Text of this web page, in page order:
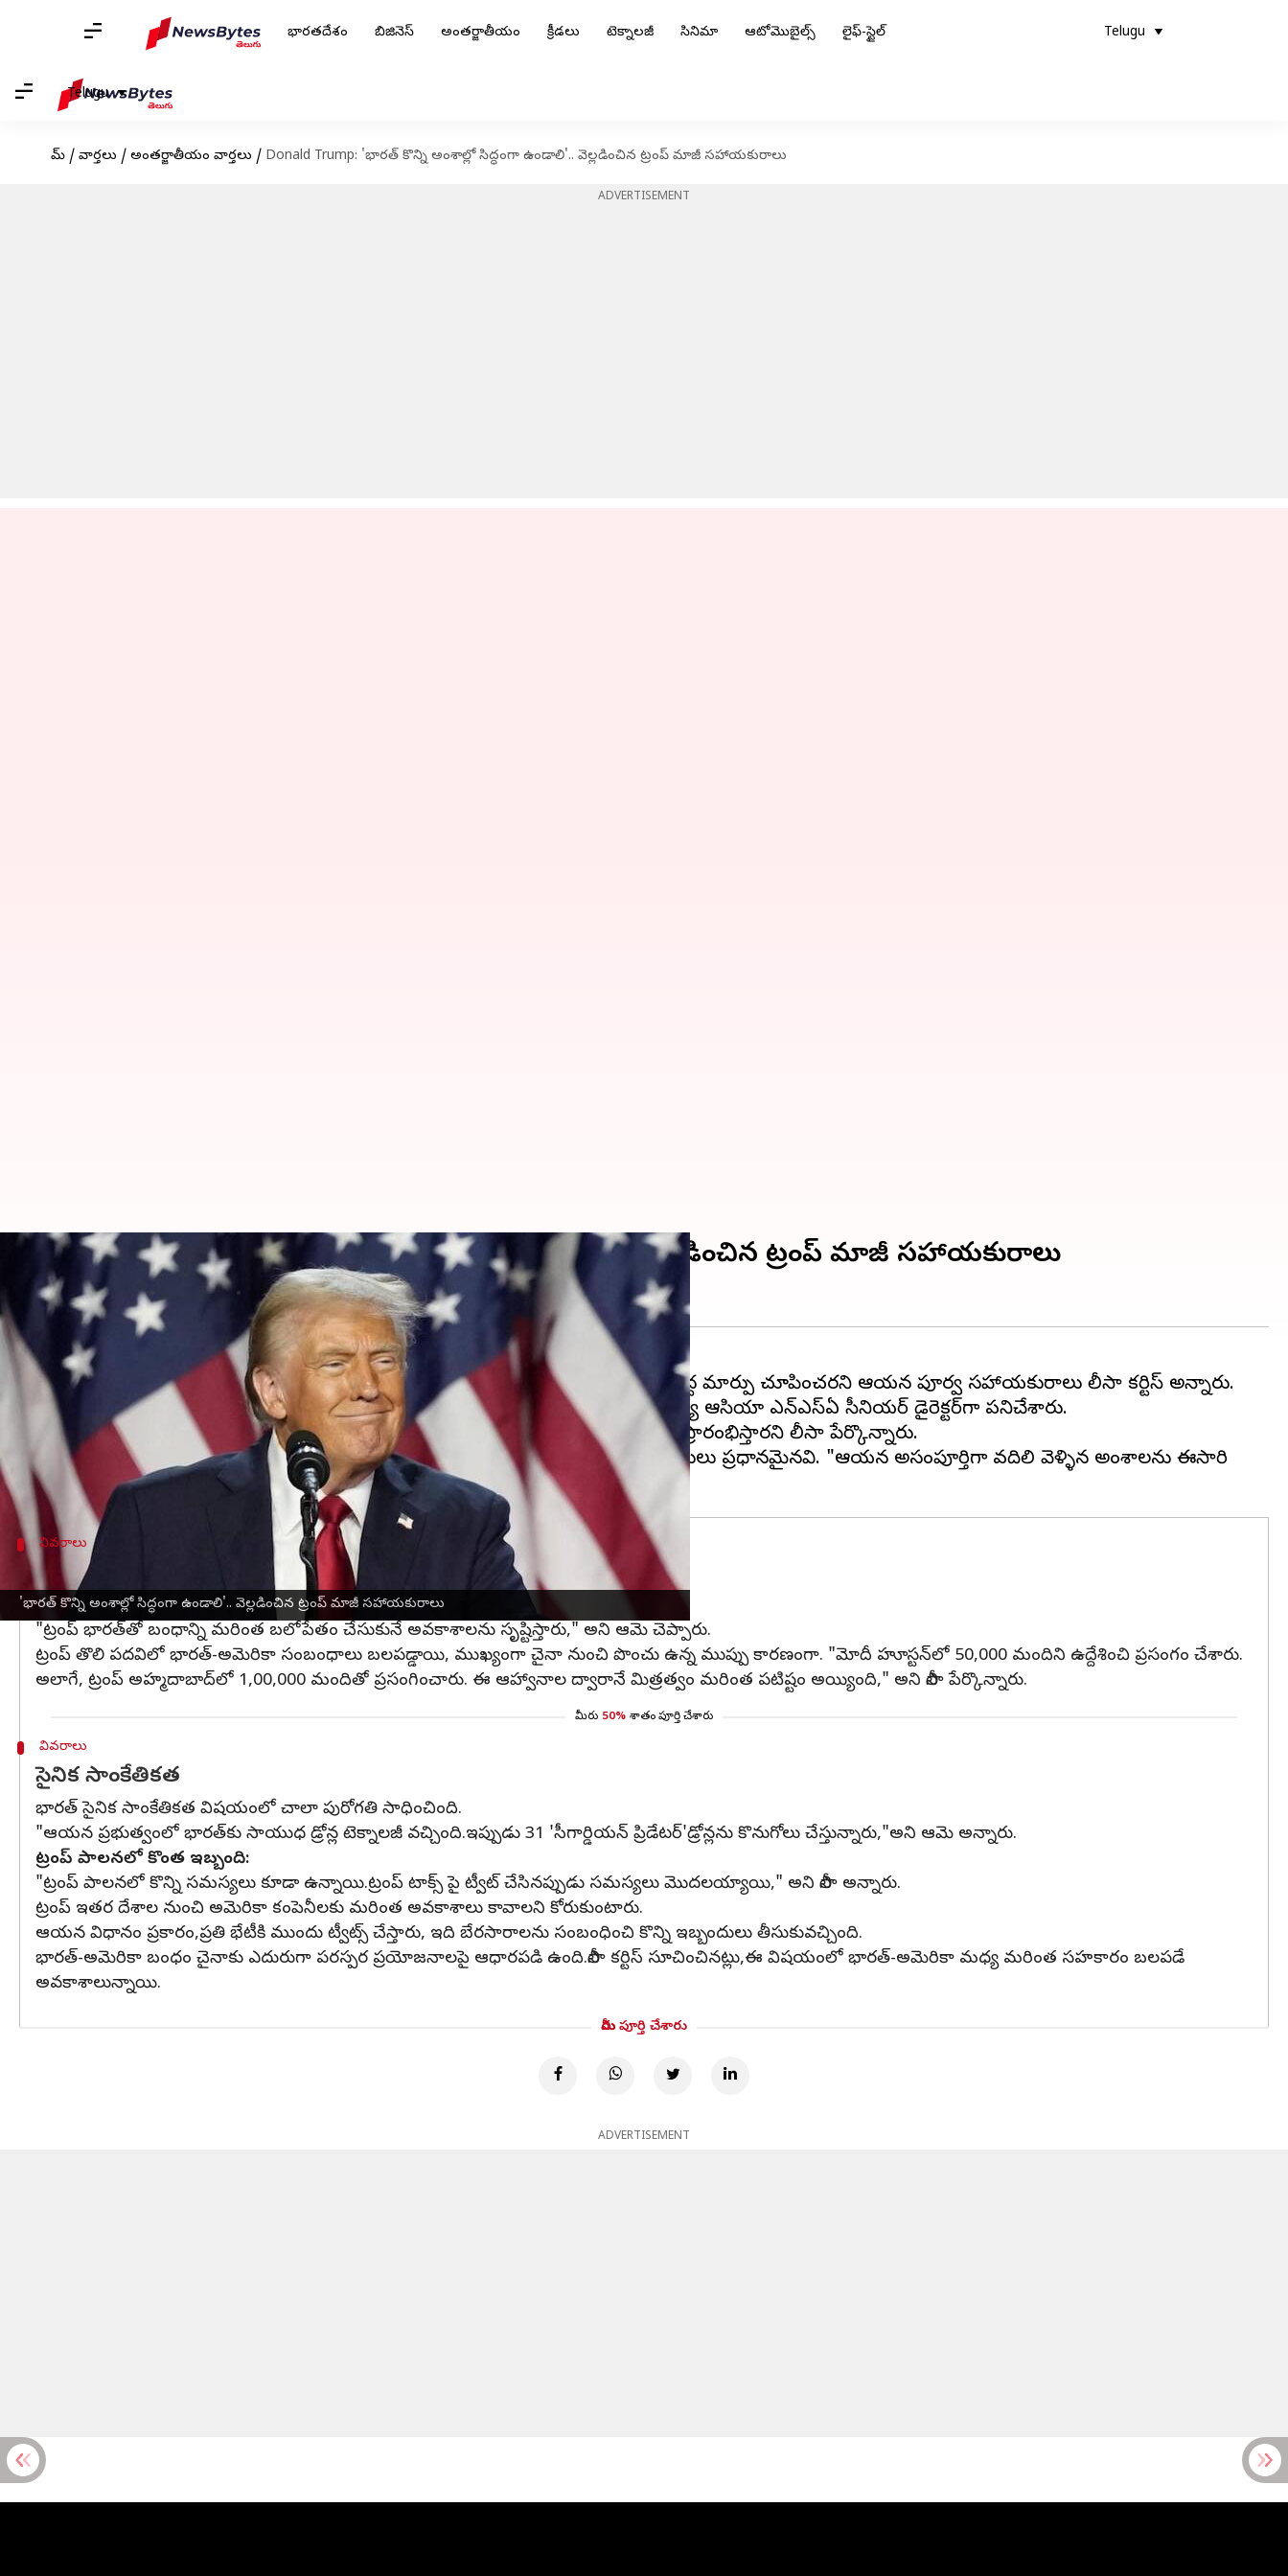
భారతదేశం బిజినెస్ అంతర్జాతీయం క్రీడలు టెక్నాలజీ సినిమా ఆటోమొబైల్స్ లైఫ్-స్టైల్ Telugu
Telugu
హోమ్ / వార్తలు / అంతర్జాతీయం వార్తలు / Donald Trump: 'భారత్‌ కొన్ని అంశాల్లో సిద్ధంగా ఉండాలి'.. వెల్లడించిన ట్రంప్‌ మాజీ సహాయకురాలు
ADVERTISEMENT
'భారత్‌ కొన్ని అంశాల్లో సిద్ధంగా ఉండాలి'.. వెల్లడించిన ట్రంప్‌ మాజీ సహాయకురాలు
Donald Trump: 'భారత్‌ కొన్ని అంశాల్లో సిద్ధంగా ఉండాలి'.. వెల్లడించిన ట్రంప్‌ మాజీ సహాయకురాలు
వ్రాసిన వారు Sirish Praharaju Nov 15, 2024 12:36 pm
ఈ వార్తాకథనం ఏంటి
అమెరికా మాజీ అధ్యక్షుడు డొనాల్డ్‌ ట్రంప్‌
తన రెండోసారి పాలనలో కూడా భారత్‌ విషయంలో పెద్ద మార్పు చూపించరని ఆయన పూర్వ సహాయకురాలు లీసా కర్టిస్‌ అన్నారు.
2017-21 మధ్య ఆమె ట్రంప్‌ పాలనలో అమెరికా అధ్యక్షుడి డిప్యూటీ సహాయకురాలిగా, దక్షిణ-మధ్య ఆసియా ఎన్‌ఎస్‌ఏ సీనియర్‌ డైరెక్టర్‌గా పనిచేశారు.
ట్రంప్‌ తన మొదటి పదవిలో అసంపూర్ణంగా ముగించిన అంశాల నుంచి ఈసారి రెండో విడత ప్రారంభిస్తారని లీసా పేర్కొన్నారు.
ఈ అంశాల్లో సుంకాలు, రష్యా నుంచి ఆయుధాల కొనుగోల్లు, ఇరాన్‌ నుంచి చమురు దిగుమతులు ప్రధానమైనవి. "ఆయన అసంపూర్తిగా వదిలి వెళ్ళిన అంశాలను ఈసారి
వివరాలు
భారత్‌-అమెరికా సంబంధాలు
లీసా కర్టిస్‌ ట్రంప్‌ రెండో పదవిలో భారత్‌కు సంబంధించి సానుకూల దృక్పథం ఉంచాలని ఆశిస్తున్నారు.
"ట్రంప్‌ భారత్‌తో బంధాన్ని మరింత బలోపేతం చేసుకునే అవకాశాలను సృష్టిస్తారు," అని ఆమె చెప్పారు.
ట్రంప్‌ తొలి పదవిలో భారత్‌-అమెరికా సంబంధాలు బలపడ్డాయి, ముఖ్యంగా చైనా నుంచి పొంచు ఉన్న ముప్పు కారణంగా. "మోదీ హూస్టన్‌లో 50,000 మందిని ఉద్దేశించి ప్రసంగం చేశారు.
అలాగే, ట్రంప్‌ అహ్మదాబాద్‌లో 1,00,000 మందితో ప్రసంగించారు. ఈ ఆహ్వానాల ద్వారానే మిత్రత్వం మరింత పటిష్టం అయ్యింది," అని లీసా పేర్కొన్నారు.
మీరు 50% శాతం పూర్తి చేశారు
వివరాలు
సైనిక సాంకేతికత
భారత్‌ సైనిక సాంకేతికత విషయంలో చాలా పురోగతి సాధించింది.
"ఆయన ప్రభుత్వంలో భారత్‌కు సాయుధ డ్రోన్ల టెక్నాలజీ వచ్చింది.ఇప్పుడు 31 'సీగార్డియన్ ప్రిడేటర్'డ్రోన్లను కొనుగోలు చేస్తున్నారు,"అని ఆమె అన్నారు.
ట్రంప్‌ పాలనలో కొంత ఇబ్బంది:
"ట్రంప్‌ పాలనలో కొన్ని సమస్యలు కూడా ఉన్నాయి.ట్రంప్‌ టాక్స్ పై ట్వీట్‌ చేసినప్పుడు సమస్యలు మొదలయ్యాయి," అని లీసా అన్నారు.
ట్రంప్‌ ఇతర దేశాల నుంచి అమెరికా కంపెనీలకు మరింత అవకాశాలు కావాలని కోరుకుంటారు.
ఆయన విధానం ప్రకారం,ప్రతి భేటీకి ముందు ట్వీట్స్ చేస్తారు, ఇది బేరసారాలను సంబంధించి కొన్ని ఇబ్బందులు తీసుకువచ్చింది.
భారత్‌-అమెరికా బంధం చైనాకు ఎదురుగా పరస్పర ప్రయోజనాలపై ఆధారపడి ఉంది.లీసా కర్టిస్‌ సూచించినట్లు,ఈ విషయంలో భారత్‌-అమెరికా మధ్య మరింత సహకారం బలపడే
అవకాశాలున్నాయి.
మీరు పూర్తి చేశారు
ADVERTISEMENT